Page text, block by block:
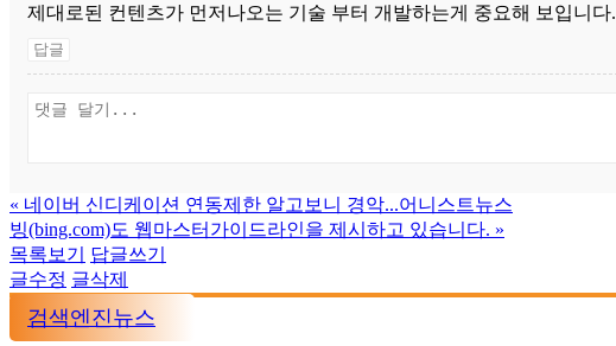
제대로된 컨텐츠가 먼저나오는 기술 부터 개발하는게 중요해 보입니다.
답글
« 네이버 신디케이션 연동제한 알고보니 경악...어니스트뉴스
빙(bing.com)도 웹마스터가이드라인을 제시하고 있습니다. »
목록보기
답글쓰기
글수정 글삭제
검색엔진뉴스